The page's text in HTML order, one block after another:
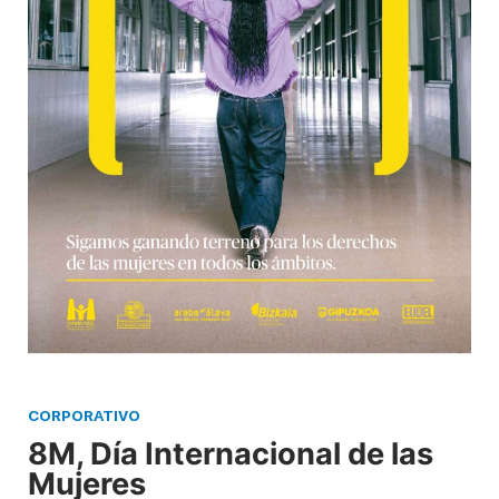
CORPORATIVO
8M, Día Internacional de las
Mujeres